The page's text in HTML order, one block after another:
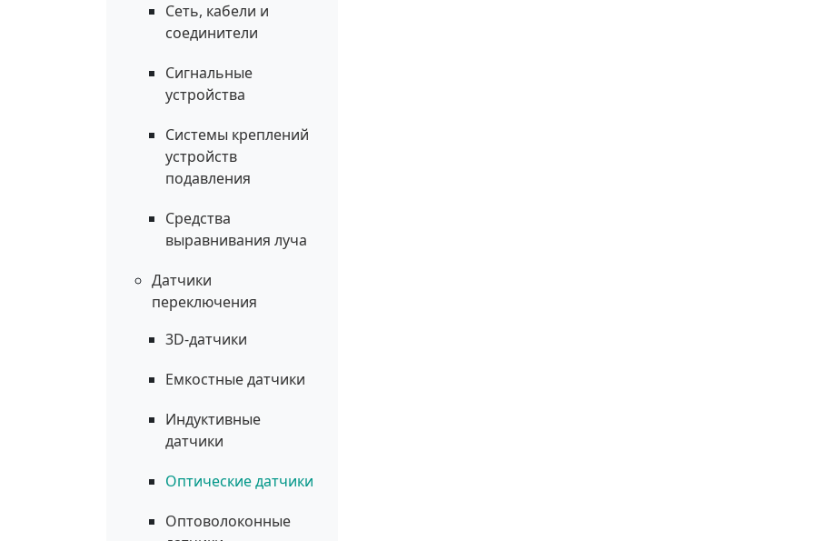
Сеть, кабели и
соединители
Сигнальные
устройства
Системы креплений
устройств
подавления
Средства
выравнивания луча
Датчики
переключения
3D-датчики
Емкостные датчики
Индуктивные
датчики
Оптические датчики
Оптоволоконные